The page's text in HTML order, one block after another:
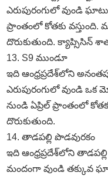
ఎరుపురంగులో వుండి
ప్రాంతంలో కోతకు
దొరుకుతుంది. క్యాప్సిసిన్‌
13. S9 ముండూ
ఇది ఆంధ్రప్రదేశ్‌లోని
ఎరుపురంగులో వుండి ఒక
నుండి ఏప్రిల్‌ ప్రాంతంలో
దొరుకుతుంది.
14. తాడపల్లి పొడవురకం
ఇది ఆంధ్రప్రదేశ్‌లోని
మందంగా వుండి తక్కువ